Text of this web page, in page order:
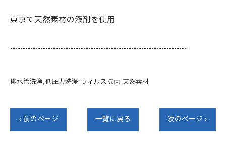
東京で天然素材の液剤を使用
----------------------------------------------------------------------
排水管洗浄 低圧力洗浄 ウィルス抗菌 天然素材
< 前のページ 一覧に戻る 次のページ >